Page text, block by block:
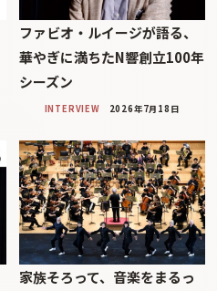
ファビオ・ルイージが語る、
華やぎに満ちたN響創立100年
シーズン
INTERVIEW 2026年7月18日
家族そろって、音楽をまるっ